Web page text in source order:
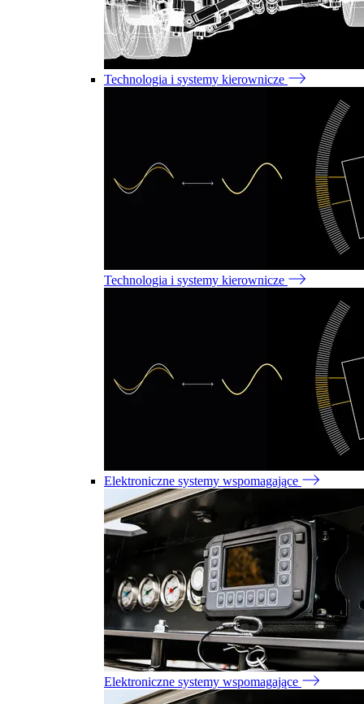
Technologia i systemy kierownicze
Technologia i systemy kierownicze
Elektroniczne systemy wspomagające
Elektroniczne systemy wspomagające